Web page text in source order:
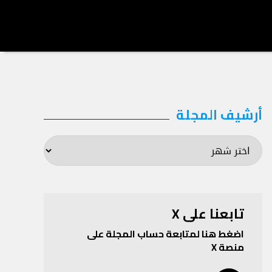
أرشيف المجلة
المجلة
تابعنا على X
اضغط هنا لمتابعة حساب المجلة على
منصة X